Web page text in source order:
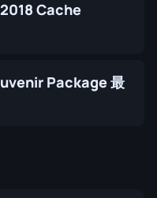
Cache
Package 最